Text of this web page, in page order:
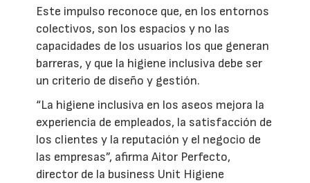
Este impulso reconoce que, en los entornos
colectivos, son los espacios y no las
capacidades de los usuarios los que generan
barreras, y que la higiene inclusiva debe ser
un criterio de diseño y gestión.
“La higiene inclusiva en los aseos mejora la
experiencia de empleados, la satisfacción de
los clientes y la reputación y el negocio de
las empresas”, afirma Aitor Perfecto,
director de la business Unit Higiene